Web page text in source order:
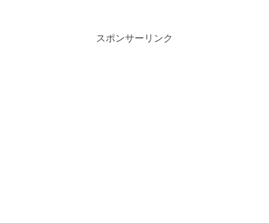
スポンサーリンク